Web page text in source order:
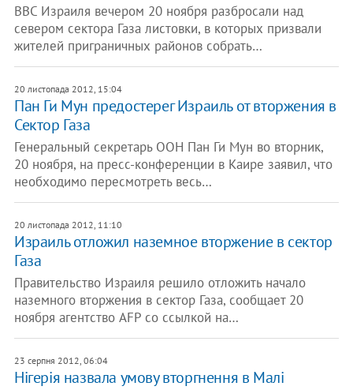
ВВС Израиля вечером 20 ноября разбросали над
севером сектора Газа листовки, в которых призвали
жителей приграничных районов собрать…
20 листопада 2012, 15:04
Пан Ги Мун предостерег Израиль от вторжения в
Сектор Газа
Генеральный секретарь ООН Пан Ги Мун во вторник,
20 ноября, на пресс-конференции в Каире заявил, что
необходимо пересмотреть весь…
20 листопада 2012, 11:10
Израиль отложил наземное вторжение в сектор
Газа
Правительство Израиля решило отложить начало
наземного вторжения в сектор Газа, сообщает 20
ноября агентство AFP со ссылкой на…
23 серпня 2012, 06:04
Нігерія назвала умову вторгнення в Малі